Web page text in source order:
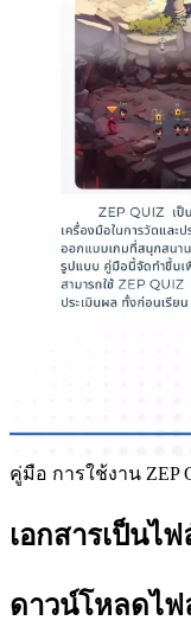
คู่มือ การใช้งาน ZEP
เอกสารเป็นไฟ
ดาวน์โหลดไฟ